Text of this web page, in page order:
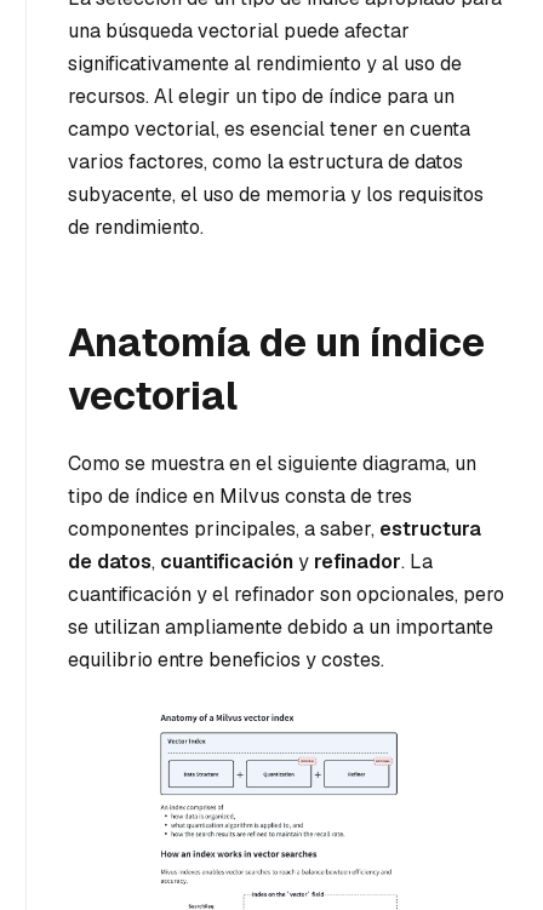
una búsqueda vectorial puede afectar
significativamente al rendimiento y al uso de
recursos. Al elegir un tipo de índice para un
campo vectorial, es esencial tener en cuenta
varios factores, como la estructura de datos
subyacente, el uso de memoria y los requisitos
de rendimiento.
Anatomía de un índice
vectorial
Como se muestra en el siguiente diagrama, un
tipo de índice en Milvus consta de tres
componentes principales, a saber, estructura
de datos, cuantificacióny refinador. La
cuantificación y el refinador son opcionales, pero
se utilizan ampliamente debido a un importante
equilibrio entre beneficios y costes.